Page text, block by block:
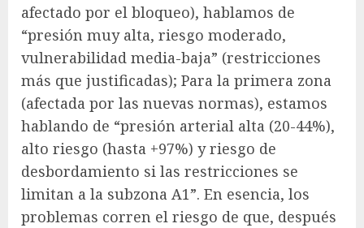
afectado por el bloqueo), hablamos de
“presión muy alta, riesgo moderado,
vulnerabilidad media-baja” (restricciones
más que justificadas); Para la primera zona
(afectada por las nuevas normas), estamos
hablando de “presión arterial alta (20-44%),
alto riesgo (hasta +97%) y riesgo de
desbordamiento si las restricciones se
limitan a la subzona A1”. En esencia, los
problemas corren el riesgo de que, después